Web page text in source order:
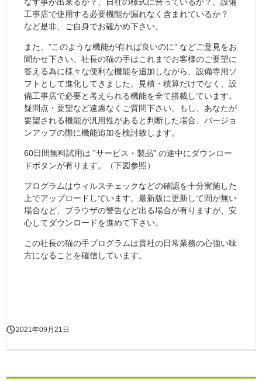
なす事が出来るか？、自社の様式に合っているか？、設備
工事店で使用する必要機能が漏れなく含まれているか？
など是非、ご自身でお確かめ下さい。
また、”このような機能が有れば良いのに” などご意見をお
聞かせ下さい。社長の猫の手はこれまでお客様のご要望に
答える為に様々な便利な機能を追加しながら、設備専用ソ
フトとして進化してきました。見積・積算だけでなく、設
備工事店で必要と考えられる機能を全て搭載しています。
疑問点・要望など遠慮なくご質問下さい。もし、あなたが
要望される機能が汎用性があると判断した場合、バージョ
ンアップの際に機能追加を検討致します。
60日間無料試用は ”サービス・製品” の途中にダウンロー
ドボタンが有ります。（下図参照）
プログラムはウィルスチェックなどの確認を十分実施した
上でアップロードしています。最新版に更新して間が無い
場合など、ブラウザの警告など出る場合が有りますが、安
心してダウンロードを進めて下さい。
この社長の猫の手プログラムは貴社の日常業務の心強い味
方になることを確信しています。
2021年09月21日